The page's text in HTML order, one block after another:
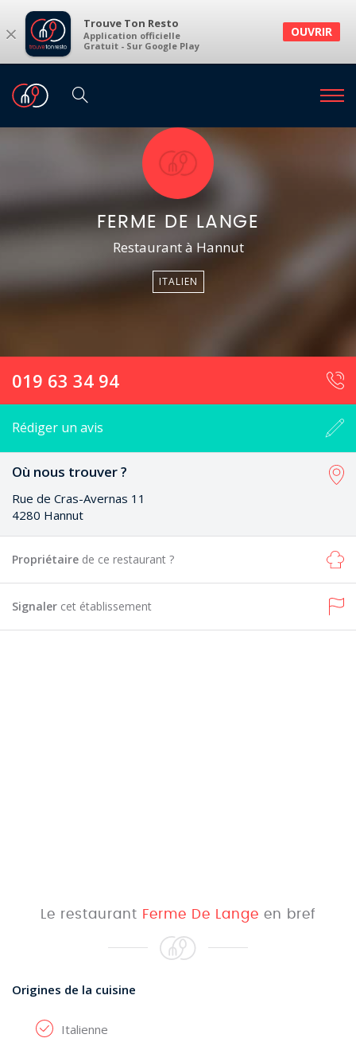
× Trouve Ton Resto
Application officielle
Gratuit - Sur Google Play
OUVRIR
FERME DE LANGE
Restaurant à Hannut
ITALIEN
019 63 34 94
Rédiger un avis
Où nous trouver ?
Rue de Cras-Avernas 11
4280 Hannut
Propriétaire de ce restaurant ?
Signaler cet établissement
Le restaurant Ferme De Lange en bref
Origines de la cuisine
Italienne